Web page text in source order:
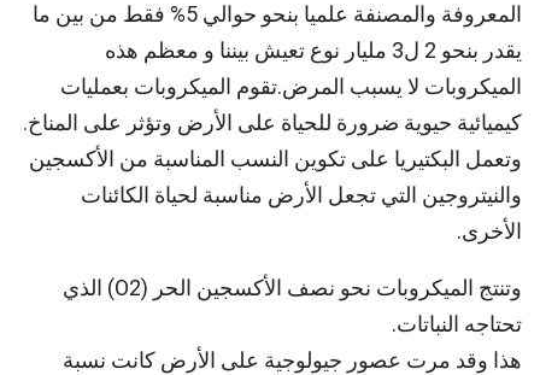
المعروفة والمصنفة علميا بنحو حوالي 5% فقط من بين ما
يقدر بنحو 2 ل3 مليار نوع تعيش بيننا و معظم هذه
الميكروبات لا يسبب المرض.تقوم الميكروبات بعمليات
كيميائية حيوية ضرورة للحياة على الأرض وتؤثر على المناخ.
وتعمل البكتيريا على تكوين النسب المناسبة من الأكسجين
والنيتروجين التي تجعل الأرض مناسبة لحياة الكائنات
الأخرى.
وتنتج الميكروبات نحو نصف الأكسجين الحر (O2) الذي
تحتاجه النباتات.
هذا وقد مرت عصور جيولوجية على الأرض كانت نسبة